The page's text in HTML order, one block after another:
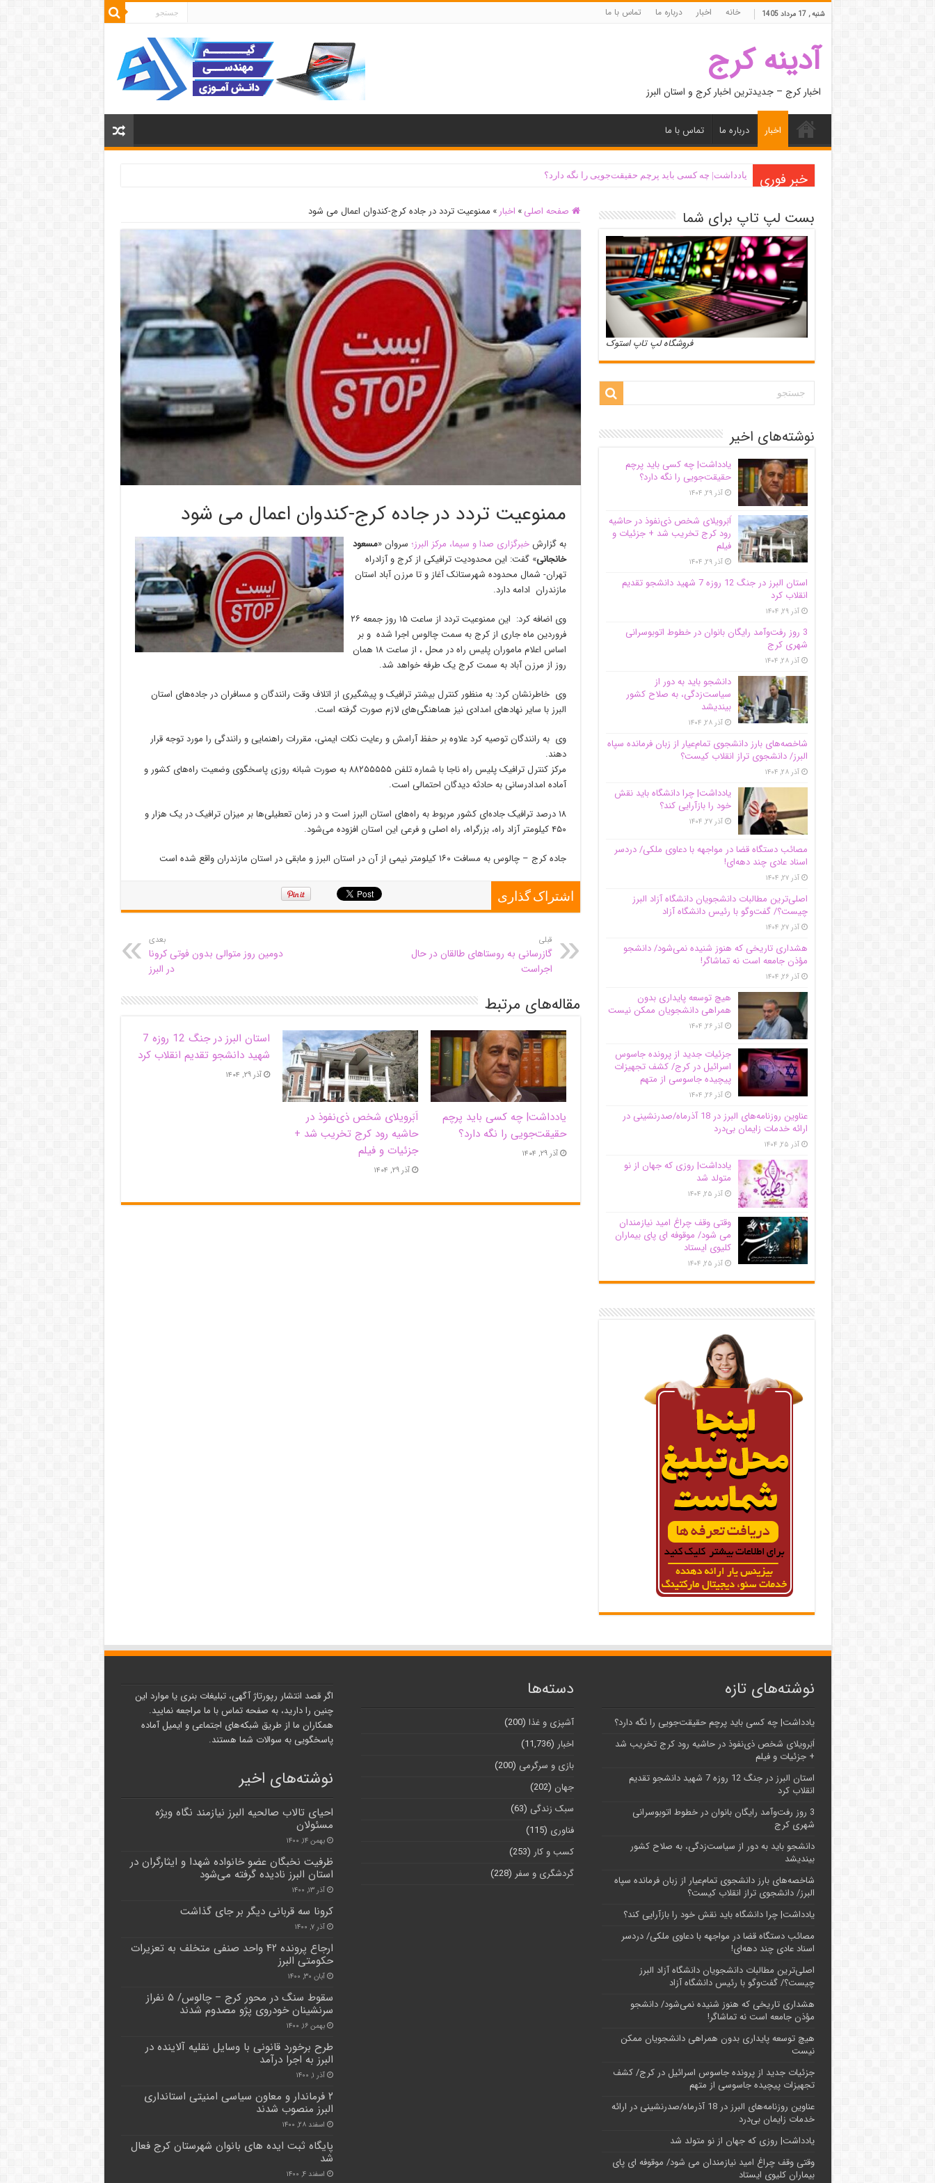
شنبه , 17 مرداد 1405 خانه اخبار درباره ما تماس با ما
آدینه کرج
اخبار کرج – جدیدترین اخبار کرج و استان البرز
اخبار درباره ما تماس با ما
خبر فوری یادداشت| ‌چه کسی باید پرچم حقیقت‌جویی را نگه دارد؟
صفحه اصلی » اخبار » ممنوعیت تردد در جاده کرج-کندوان اعمال می شود
ممنوعیت تردد در جاده کرج-کندوان اعمال می شود
به گزارشخبرگزاری صدا و سیما، مرکز البرز؛ سروان «مسعود
خانجانی» گفت: این محدودیت ترافیکی از کرج و آزادراه
تهران- شمال محدوده شهرستانک آغاز و تا مرزن آباد استان
مازندران ادامه دارد.
وی اضافه کرد: این ممنوعیت تردد از ساعت ۱۵ روز جمعه ۲۶
فروردین ماه جاری از کرج به سمت چالوس اجرا شده و بر
اساس اعلام ماموران پلیس راه در محل ، از ساعت ۱۸ همان
روز از مرزن آباد به سمت کرج یک طرفه خواهد شد.
وی خاطرنشان کرد: به منظور کنترل بیشتر ترافیک و پیشگیری از اتلاف وقت رانندگان و مسافران در جاده‌های استان
البرز با سایر نهادهای امدادی نیز هماهنگی‌های لازم صورت گرفته است.
وی به رانندگان توصیه کرد علاوه بر حفظ آرامش و رعایت نکات ایمنی، مقررات راهنمایی و رانندگی را مورد توجه قرار
دهند.
مرکز کنترل ترافیک پلیس راه ناجا با شماره تلفن ۸۸۲۵۵۵۵۵ به صورت شبانه روزی پاسخگوی وضعیت راه‌های کشور و
آماده امدادرسانی به حادثه دیدگان احتمالی است.
۱۸ درصد ترافیک جاده‌ای کشور مربوط به راه‌های استان البرز است و در زمان تعطیلی‌ها بر میزان ترافیک در یک هزار و
۴۵۰ کیلومتر آزاد راه، بزرگراه، راه اصلی و فرعی این استان افزوده می‌شود.
جاده کرج – چالوس به مسافت ۱۶۰ کیلومتر نیمی از آن در استان البرز و مابقی در استان مازندران واقع شده است
اشتراک گذاری
قبلی
گازرسانی به روستاهای طالقان در حال
اجراست
بعدی
دومین روز متوالی بدون فوتی کرونا
در البرز
مقاله‌های مرتبط
یادداشت| ‌چه کسی باید پرچم
حقیقت‌جویی را نگه دارد؟
آذر ۲۹, ۱۴۰۴
اَبَر‌ویلای شخص ذی‌نفوذ در
حاشیه‌ رود کرج تخریب شد +
جزئیات و فیلم
آذر ۲۹, ۱۴۰۴
استان البرز در جنگ 12 روزه 7
شهید دانشجو تقدیم انقلاب کرد
آذر ۲۹, ۱۴۰۴
بست لپ تاپ برای شما
فروشگاه لپ تاپ استوک
نوشته‌های اخیر
یادداشت| ‌چه کسی باید پرچم
حقیقت‌جویی را نگه دارد؟
آذر ۲۹, ۱۴۰۴
اَبَر‌ویلای شخص ذی‌نفوذ در حاشیه‌
رود کرج تخریب شد + جزئیات و
فیلم
آذر ۲۹, ۱۴۰۴
استان البرز در جنگ 12 روزه 7 شهید دانشجو تقدیم
انقلاب کرد
آذر ۲۹, ۱۴۰۴
3 روز رفت‌وآمد رایگان بانوان در خطوط اتوبوسرانی
شهری کرج
آذر ۲۸, ۱۴۰۴
دانشجو باید به دور از
سیاست‌زدگی، به صلاح کشور
بیندیشد
آذر ۲۸, ۱۴۰۴
شاخصه‌های بارز دانشجوی تمام‌عیار از زبان فرمانده سپاه
البرز/ دانشجوی تراز انقلاب کیست؟
آذر ۲۸, ۱۴۰۴
یادداشت| چرا دانشگاه باید نقش
خود را بازآرایی کند؟
آذر ۲۷, ۱۴۰۴
مصائب دستگاه قضا در مواجهه با دعاوی ملکی/ دردسر
اسناد عادی چند‌ دهه‌ای!
آذر ۲۷, ۱۴۰۴
اصلی‌ترین مطالبات دانشجویان دانشگاه آزاد البرز
چیست؟/ گفت‌وگو با رئیس دانشگاه آز‌اد
آذر ۲۷, ۱۴۰۴
هشداری تاریخی که هنوز شنیده نمی‌شود/ دانشجو
مؤذن جامعه است نه تماشاگر!
آذر ۲۶, ۱۴۰۴
هیچ توسعه پایداری بدون
همراهی دانشجویان ممکن نیست
آذر ۲۶, ۱۴۰۴
جزئیات جدید از پرونده جاسوس
اسرائیل در کرج/‌ کشف تجهیزات
پیچیده جاسوسی از متهم
آذر ۲۶, ۱۴۰۴
عناوین روزنامه‌های البرز در ‌18 آذرماه/صدرنشینی در
ارائه خدمات زایمان بی‌درد
آذر ۲۵, ۱۴۰۴
یادداشت| روزی که جهان از نو
متولد شد
آذر ۲۵, ۱۴۰۴
وقتی وقف چراغ امید نیازمندان
می شود/ موقوفه ای پای بیماران
کلیوی ایستاد
آذر ۲۵, ۱۴۰۴
نوشته‌های تازه
یادداشت| ‌چه کسی باید پرچم حقیقت‌جویی را نگه دارد؟
اَبَر‌ویلای شخص ذی‌نفوذ در حاشیه‌ رود کرج تخریب شد
+ جزئیات و فیلم
استان البرز در جنگ 12 روزه 7 شهید دانشجو تقدیم
انقلاب کرد
3 روز رفت‌وآمد رایگان بانوان در خطوط اتوبوسرانی
شهری کرج
دانشجو باید به دور از سیاست‌زدگی، به صلاح کشور
بیندیشد
شاخصه‌های بارز دانشجوی تمام‌عیار از زبان فرمانده سپاه
البرز/ دانشجوی تراز انقلاب کیست؟
یادداشت| چرا دانشگاه باید نقش خود را بازآرایی کند؟
مصائب دستگاه قضا در مواجهه با دعاوی ملکی/ دردسر
اسناد عادی چند‌ دهه‌ای!
اصلی‌ترین مطالبات دانشجویان دانشگاه آزاد البرز
چیست؟/ گفت‌وگو با رئیس دانشگاه آز‌اد
هشداری تاریخی که هنوز شنیده نمی‌شود/ دانشجو
مؤذن جامعه است نه تماشاگر!
هیچ توسعه پایداری بدون همراهی دانشجویان ممکن
نیست
جزئیات جدید از پرونده جاسوس اسرائیل در کرج/‌ کشف
تجهیزات پیچیده جاسوسی از متهم
عناوین روزنامه‌های البرز در ‌18 آذرماه/صدرنشینی در ارائه
خدمات زایمان بی‌درد
یادداشت| روزی که جهان از نو متولد شد
وقتی وقف چراغ امید نیازمندان می شود/ موقوفه ای پای
بیماران کلیوی ایستاد
دسته‌ها
آشپزی و غذا (200)
اخبار (11,736)
بازی و سرگرمی (200)
جهان (202)
سبک زندگی (63)
فناوری (115)
کسب و کار (253)
گردشگری و سفر (228)
اگر قصد انتشار رپورتاژ آگهی، تبلیغات بنری یا موارد این
چنین را دارید، به صفحه تماس با ما مراجعه نمایید.
همکاران ما از طریق شبکه‌های اجتماعی و ایمیل آماده
پاسخگویی به سوالات شما هستند.
نوشته‌های اخیر
احیای تالاب صالحیه البرز نیازمند نگاه ویژه
مسئولان
بهمن ۱۴, ۱۴۰۰
ظرفیت نخبگان عضو خانواده شهدا و ایثارگران در
استان البرز نادیده گرفته می‌شود
آذر ۱۳, ۱۴۰۰
کرونا سه قربانی دیگر بر جای گذاشت
آذر ۷, ۱۴۰۰
ارجاع پرونده ۴۲ واحد صنفی متخلف به تعزیرات
حکومتی البرز
آبان ۳۰, ۱۴۰۰
سقوط سنگ در محور کرج – چالوس/ ۵ نفراز
سرنشینان خودروی پژو مصدوم شدند
بهمن ۱۶, ۱۴۰۰
طرح برخورد قانونی با وسایل نقلیه آلاینده در
البرز به اجرا درآمد
آذر ۱, ۱۴۰۰
۲ فرماندار و معاون سیاسی امنیتی استانداری
البرز منصوب شدند
اسفند ۲۸, ۱۴۰۰
پایگاه ثبت ایده های بانوان شهرستان کرج فعال
شد
اسفند ۴, ۱۴۰۰